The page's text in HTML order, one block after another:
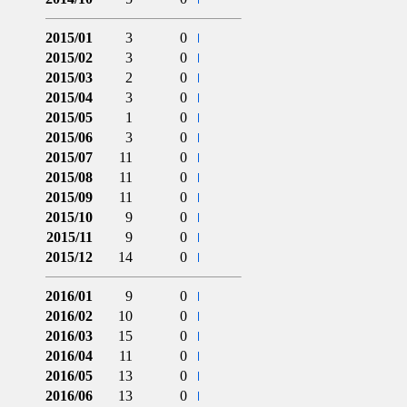
2015/01 3
0
2015/02
3
0
2015/03
2
0
2015/04
3
0
2015/05
1
0
2015/06
3
0
2015/07
11
0
2015/08
11
0
2015/09
11
0
2015/10
9
0
2015/11
9
0
2015/12
14 0
2016/01 9
0
2016/02
10
0
2016/03
15
0
2016/04
11
0
2016/05
13
0
2016/06
13
0